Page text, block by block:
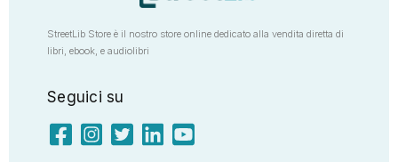
StreetLib Store è il nostro store online dedicato alla vendita diretta di
libri, ebook, e audiolibri
Seguici su